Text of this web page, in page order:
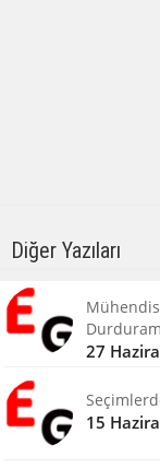
Diğer Yazıları
27
15